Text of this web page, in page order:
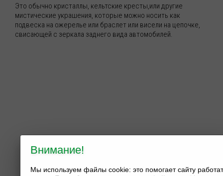
Это обычно кристаллы, кельтские кресты,или другие
мистические украшения, которые можно носить как
подвеска на ожерелье или браслет или висели на цепочке,
свисающей с зеркала заднего вида автомобилей.
Внимание!
Мы используем файлы cookie: это помогает сайту